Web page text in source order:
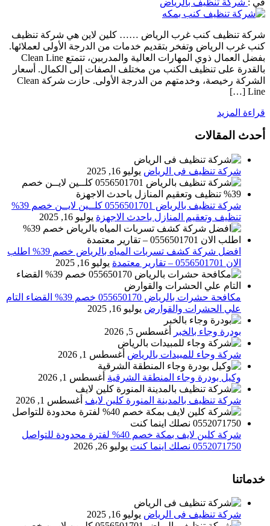
شركة تنظيف كنب غرب الرياض …… كلين لاين هي شركة تنظيف
كنب غرب الرياض وتفخر بتقديم خدمات من الدرجة الأولى لعملائها.
بفضل العمال ذوي المهارات العالية والمدربين، تتمتع Clean Line
بالقدرة على تنظيف الكنب من مختلف الصفات إلى الكمال. أسعار
الشركة رخيصة، وخدمتهم من الدرجة الأولى. حازت شركة Clean
Line […]
قراءة المزيد
أحدث المقالات
شركة تنظيف فى الرياض يوليو 16, 2025
شركة تنظيف بالرياض 0556501701 كلــين لايــن خصم 39%
تنظيف وتعقيم المنازل باحدث الاجهزة يوليو 16, 2025
افضل شركة كشف تسربات المياه بالرياض خصم 39% اطلب
الان 0556501701‬‏ – تقارير معتمدة
يوليو 16, 2025
مكافحة حشرات بالرياض 055650170 خصم 39% القضاء التام
علي الحشرات والقوارض يوليو 16, 2025
بودرة وجاء بالخبر أغسطس 5, 2026
شركة وجاء للمبيدات بالرياض أغسطس 1, 2026
وكيل بودرة وجاء المنطقة الشرقية أغسطس 1, 2026
شركة تنظيف بالمدينة المنورة كلين لايف أغسطس 1, 2026
شركة كلين لايف بمكة خصم 40% لفترة محدودة للتواصل
0552071750 نصلك اينما كنت
يوليو 26, 2026
خدماتنا
شركة تنظيف فى الرياض يوليو 16, 2025